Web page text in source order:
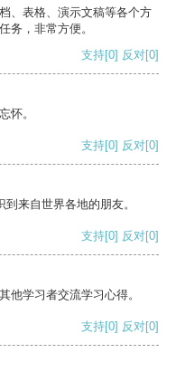
、表格、演示文稿等各个方
务，非常方便。
支持[0] 反对[0]
怀。
支持[0] 反对[0]
来自世界各地的朋友。
支持[0] 反对[0]
他学习者交流学习心得。
支持[0] 反对[0]